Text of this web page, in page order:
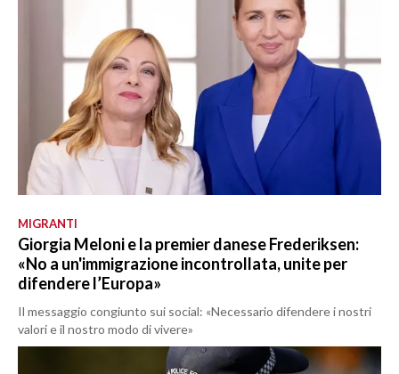
MIGRANTI
Giorgia Meloni e la premier danese Frederiksen:
«No a un'immigrazione incontrollata, unite per
difendere l’Europa»
Il messaggio congiunto sui social: «Necessario difendere i nostri
valori e il nostro modo di vivere»